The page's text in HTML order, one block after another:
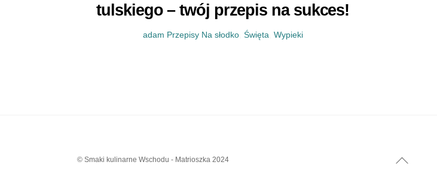
tulskiego – twój przepis na sukces!
adam Przepisy Na słodko, Święta Wypieki
Back
© Smaki kulinarne Wschodu - Matrioszka 2024